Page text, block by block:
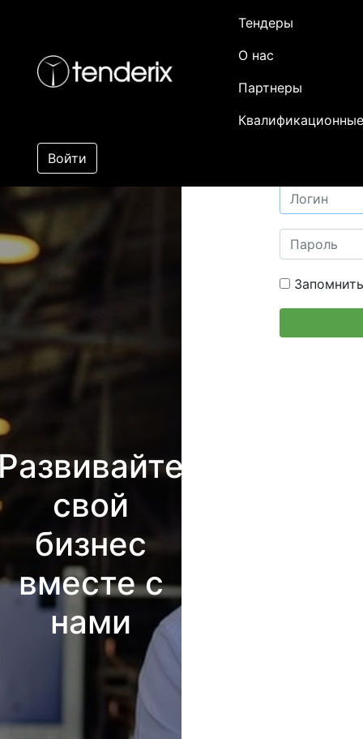
Тендеры
О нас
Партнеры
Войти
свой
бизнес
вместе с
нами